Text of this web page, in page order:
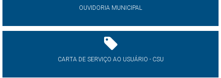
OUVIDORIA MUNICIPAL
CARTA DE SERVIÇO AO USUÁRIO - CSU